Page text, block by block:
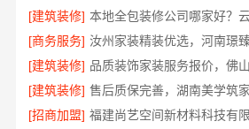
[建筑装修]
[商务服务]
[建筑装修]
[建筑装修]
[招商加盟]